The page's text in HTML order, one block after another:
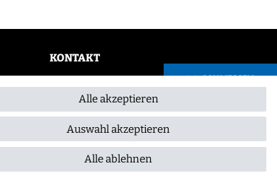
KONTAKT
0355 /28913232
info@gourmeo24.com
Gubener Straße 19, 03042 Cottbus
Alle akzeptieren
Alle ablehnen
Auswahl akzeptieren
SCHLIESSEN